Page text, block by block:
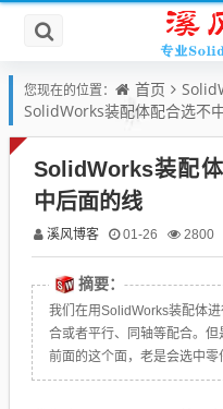
您现在的位置： 首页
SolidWorks装配体配合选不
SolidWorks装配
中后面的线
溪风博客 01-26 2800
摘要：
我们在用SolidWorks装配体
合或者平行、同轴等配合。
前面的这个面，老是会选中